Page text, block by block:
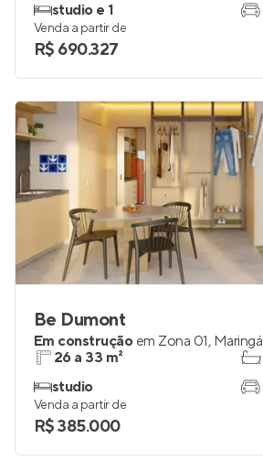
studio e 1
Venda a partir de
R$ 690.327
Be Dumont
Em construção em Zona 01, Maringá
26 a 33 m²
studio
Venda a partir de
R$ 385.000